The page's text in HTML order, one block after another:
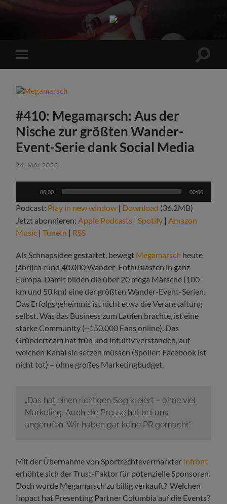
Sports
Maniac
Mobile-
Menü
#410: Megamarsch: Aus der
Nische zur größten Wander-
Event-Serie dank Social Media
24. MAI 2023
00:00 00:00
Podcast: Play in new window | Download (36.2MB)
Jetzt abonnieren: Apple Podcasts | Spotify | Amazon
Music |TuneIn | RSS
Als Schnapsidee gestartet, bewegt Megamarsch heute
jährlich rund 40.000 Wander-Enthusiasten in ganz
Europa. Damit bilden die über 20 mega Märsche (100
km und 50 km) eine der größten Wander-Event-Serien.
Das Erfolgsgeheimnis ist nicht etwa die Veranstaltung
selbst. Was das Business zum Laufen brachte, ist eine
starke Community (+150.000 Fans online). Das
Gründerteam hat früh und intuitiv verstanden, auf
welchen Kanal sie setzen müssen (Spoiler: Facebook ist
nicht tot) – ohne großes Marketingbudget.
„Das hat einen richtigen Sog kreiert – ohne viel
Marketing. Auch die Presse hat bei uns
angerufen. Wir haben gar keine PR gemacht.“
Mit der Übernahme von Sportrechtevermarkter Infront
erhöhte sich der Trust-Faktor für potenzielle Sponsoren.
Doch wurde Megamarsch zu billig verkauft? Welchen
Impact hat Presenting Partner Columbia auf die Events?